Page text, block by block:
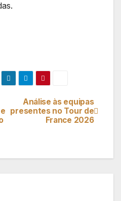
Análise às equipas
presentes no Tour de
France 2026